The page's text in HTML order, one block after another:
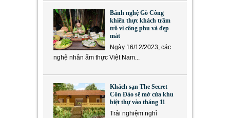
Bánh nghệ Gò Công
khiến thực khách trầm
trồ vì công phu và đẹp
mắt
Ngày 16/12/2023, các
nghệ nhân ẩm thực Việt Nam...
Khách sạn The Secret
Côn Đảo sẽ mở cửa khu
biệt thự vào tháng 11
Trải nghiệm nghỉ